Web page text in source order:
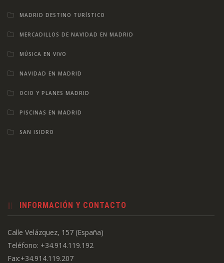
MADRID DESTINO TURÍSTICO
MERCADILLOS DE NAVIDAD EN MADRID
MÚSICA EN VIVO
NAVIDAD EN MADRID
OCIO Y PLANES MADRID
PISCINAS EN MADRID
SAN ISIDRO
INFORMACIÓN Y CONTACTO
Calle Velázquez, 157 (España)
Teléfono: +34.914.119.192
Fax:+34.914.119.207